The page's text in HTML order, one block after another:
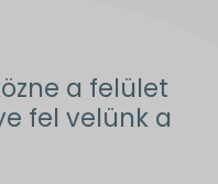
a felület
fel velünk a